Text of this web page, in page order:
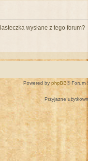
wysłane z tego forum?
Powered by phpBB® Forum
Przyjazne